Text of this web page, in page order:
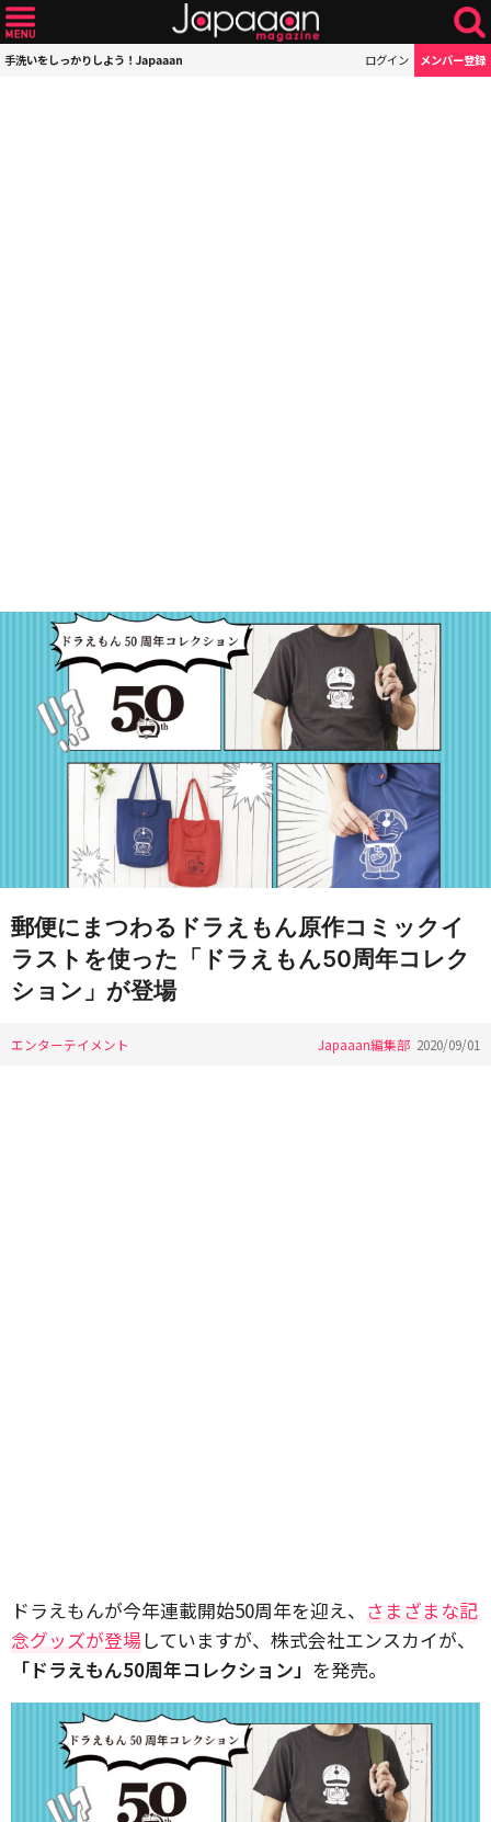
手洗いをしっかりしよう！Japaaan ログイン メンバー登録
郵便にまつわるドラえもん原作コミックイ
ラストを使った「ドラえもん50周年コレク
ション」が登場
エンターテイメント Japaaan編集部 2020/09/01
ドラえもんが今年連載開始50周年を迎え、 さまざまな記
念グッズが登場 していますが、株式会社エンスカイが、
「ドラえもん50周年コレクション」 を発売。